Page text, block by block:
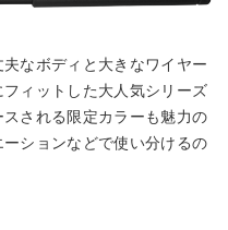
夫なボディと大きなワイヤー
ィットした大人気シリーズ
される限定カラーも魅力の
ションなどで使い分けるの